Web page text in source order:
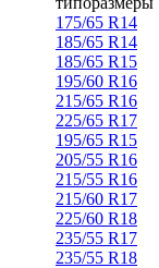
175/65 R14
185/65 R14
185/65 R15
195/60 R16
215/65 R16
225/65 R17
195/65 R15
205/55 R16
215/55 R16
215/60 R17
225/60 R18
235/55 R17
235/55 R18